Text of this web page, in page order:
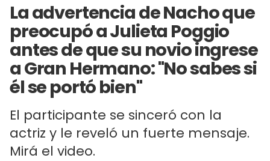
La advertencia de Nacho que
preocupó a Julieta Poggio
antes de que su novio ingrese
a Gran Hermano: "No sabes si
él se portó bien"
El participante se sinceró con la
actriz y le reveló un fuerte mensaje.
Mirá el video.